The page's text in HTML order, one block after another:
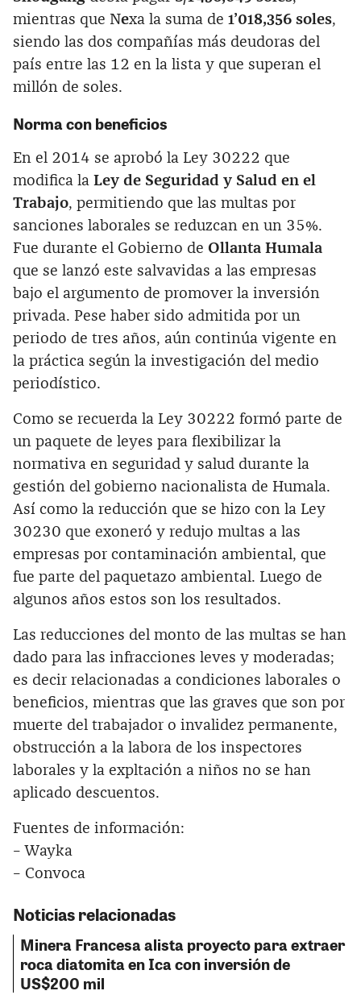
mientras que Nexa la suma de 1’018,356 soles,
siendo las dos compañías más deudoras del
país entre las 12 en la lista y que superan el
millón de soles.
Norma con beneficios
En el 2014 se aprobó la Ley 30222 que
modifica la Ley de Seguridad y Salud en el
Trabajo, permitiendo que las multas por
sanciones laborales se reduzcan en un 35%.
Fue durante el Gobierno de Ollanta Humala
que se lanzó este salvavidas a las empresas
bajo el argumento de promover la inversión
privada. Pese haber sido admitida por un
periodo de tres años, aún continúa vigente en
la práctica según la investigación del medio
periodístico.
Como se recuerda la Ley 30222 formó parte de
un paquete de leyes para flexibilizar la
normativa en seguridad y salud durante la
gestión del gobierno nacionalista de Humala.
Así como la reducción que se hizo con la Ley
30230 que exoneró y redujo multas a las
empresas por contaminación ambiental, que
fue parte del paquetazo ambiental. Luego de
algunos años estos son los resultados.
Las reducciones del monto de las multas se han
dado para las infracciones leves y moderadas;
es decir relacionadas a condiciones laborales o
beneficios, mientras que las graves que son por
muerte del trabajador o invalidez permanente,
obstrucción a la labora de los inspectores
laborales y la expltación a niños no se han
aplicado descuentos.
Fuentes de información:
– Wayka
– Convoca
Noticias relacionadas
Minera Francesa alista proyecto para extraer
roca diatomita en Ica con inversión de
US$200 mil